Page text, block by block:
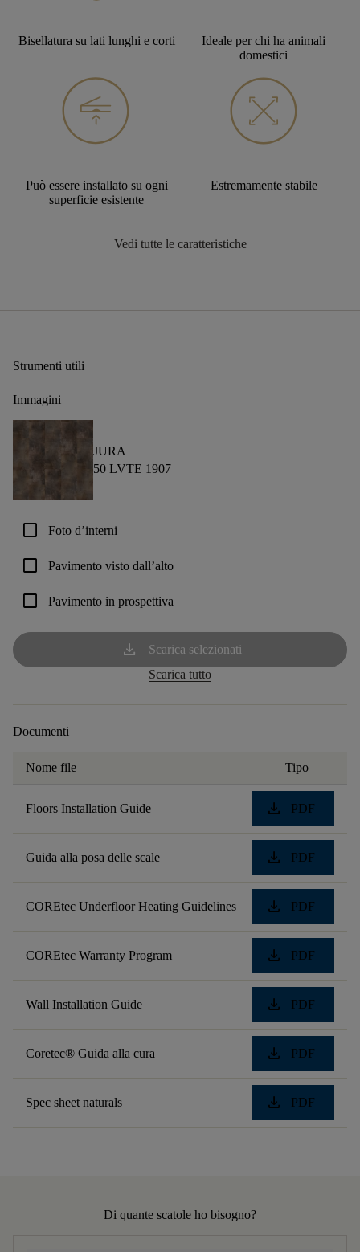
Bisellatura su lati lunghi e corti
Ideale per chi ha animali
domestici
Può essere installato su ogni
superficie esistente
Estremamente stabile
Vedi tutte le caratteristiche
Strumenti utili
Immagini
JURA
50 LVTE 1907
check_box_outline_blank Foto d’interni
check_box_outline_blank Pavimento visto dall’alto
check_box_outline_blank Pavimento in prospettiva
download
Scarica selezionati
Scarica tutto
Documenti
Nome file Tipo
Floors Installation Guide download PDF
Guida alla posa delle scale download PDF
COREtec Underfloor Heating Guidelines download PDF
COREtec Warranty Program download PDF
Wall Installation Guide download PDF
Coretec® Guida alla cura download PDF
Spec sheet naturals download PDF
Di quante scatole ho bisogno?